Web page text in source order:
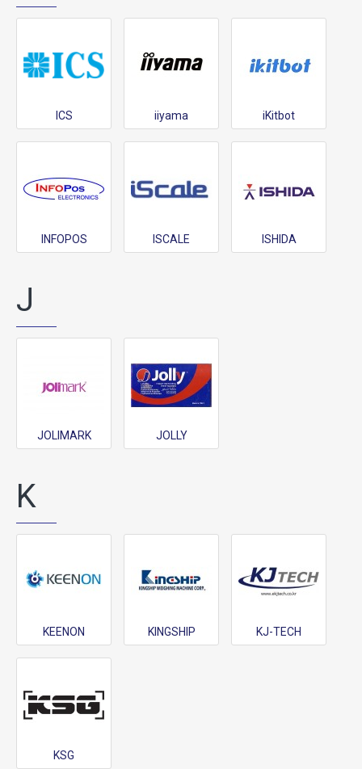
ICS iiyama iKitbot
INFOPOS ISCALE ISHIDA
J
JOLIMARK JOLLY
K
KEENON KINGSHIP KJ-TECH
KSG